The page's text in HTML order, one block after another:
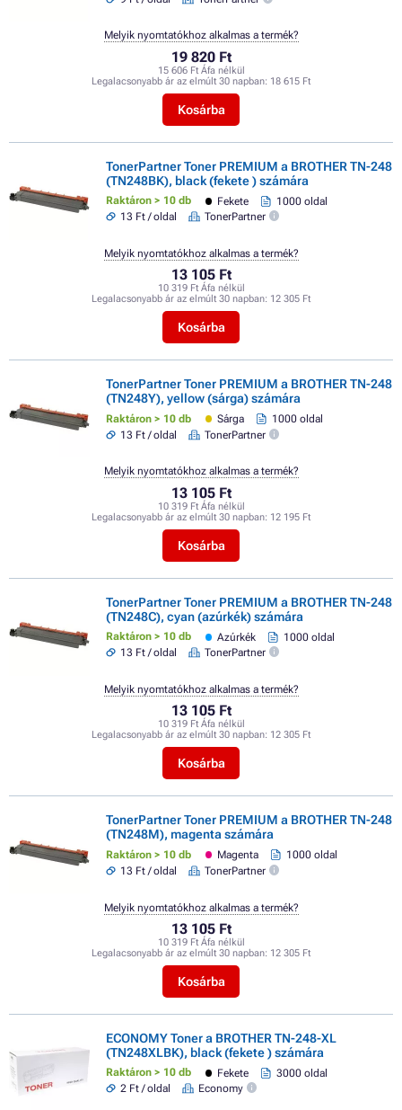
19 820 Ft
15 606 Ft Áfa nélkül
Legalacsonyabb ár az elmúlt 30 napban: 18 615 Ft
Kosárba
Melyik nyomtatókhoz alkalmas a termék?
TonerPartner Toner PREMIUM a BROTHER TN-248
(TN248BK), black (fekete ) számára
Raktáron > 10 db Fekete
1000 oldal
13 Ft / oldal
TonerPartner
13 105 Ft
10 319 Ft Áfa nélkül
Legalacsonyabb ár az elmúlt 30 napban: 12 305 Ft
Kosárba
Melyik nyomtatókhoz alkalmas a termék?
TonerPartner Toner PREMIUM a BROTHER TN-248
(TN248Y), yellow (sárga) számára
Raktáron > 10 db Sárga
1000 oldal
13 Ft / oldal
TonerPartner
13 105 Ft
10 319 Ft Áfa nélkül
Legalacsonyabb ár az elmúlt 30 napban: 12 195 Ft
Kosárba
Melyik nyomtatókhoz alkalmas a termék?
TonerPartner Toner PREMIUM a BROTHER TN-248
(TN248C), cyan (azúrkék) számára
Raktáron > 10 db Azúrkék
1000 oldal
13 Ft / oldal
TonerPartner
13 105 Ft
10 319 Ft Áfa nélkül
Legalacsonyabb ár az elmúlt 30 napban: 12 305 Ft
Kosárba
Melyik nyomtatókhoz alkalmas a termék?
TonerPartner Toner PREMIUM a BROTHER TN-248
(TN248M), magenta számára
Raktáron > 10 db Magenta
1000 oldal
13 Ft / oldal
TonerPartner
13 105 Ft
10 319 Ft Áfa nélkül
Legalacsonyabb ár az elmúlt 30 napban: 12 305 Ft
Kosárba
Melyik nyomtatókhoz alkalmas a termék?
ECONOMY Toner a BROTHER TN-248-XL
(TN248XLBK), black (fekete ) számára
Raktáron > 10 db Fekete
3000 oldal
2 Ft / oldal
Economy